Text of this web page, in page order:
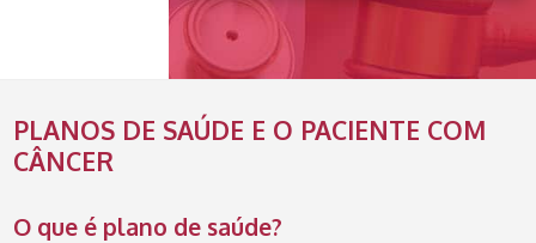
PLANOS DE SAÚDE E O PACIENTE COM
CÂNCER
O que é plano de saúde?